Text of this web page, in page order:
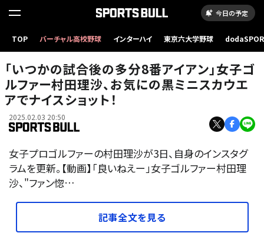
今日の予定
TOP バーチャル高校野球 インターハイ 東京六大学野球
「いつかの試合後の多分8番アイアン」女子ゴ
ルファー村田理沙、お気にの黒ミニスカウエ
アでナイスショット！
2025.02.03 20:50
女子プロゴルファーの村田理沙が3日、自身のインスタグ
ラムを更新。【動画】「良いねえー」女子ゴルファー村田理
沙、"ファン惚…
記事全文を見る